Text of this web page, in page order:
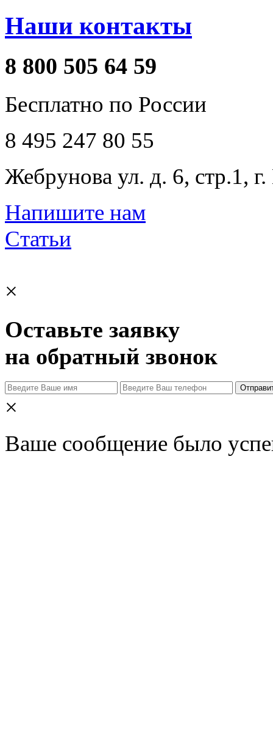
Наши контакты
8 800 505 64 59
Бесплатно по России
8 495 247 80 55
Жебрунова ул. д. 6, стр.1,
Напишите нам
Статьи
×
Оставьте заявку
на обратный звонок
×
Ваше сообщение было